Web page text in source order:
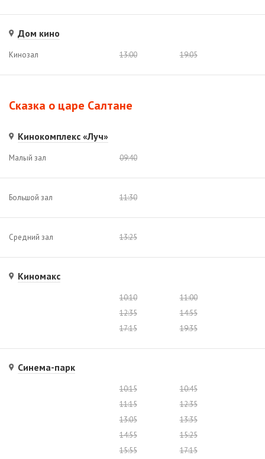
Дом кино
Кинозал 13:00 19:05
Сказка о царе Салтане
Кинокомплекс «Луч»
Малый зал 09:40
Большой зал 11:30
Средний зал 13:25
Киномакс
10:10
11:00
12:35
14:55
17:15
19:35
Синема-парк
10:15
10:45
11:15
12:35
13:05
13:35
14:55
15:25
15:55
17:15